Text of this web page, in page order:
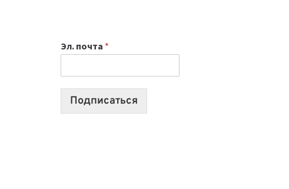
2026:
10
Эл. почта *
Подписаться